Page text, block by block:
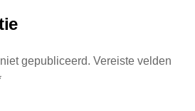
gepubliceerd. Vereiste velden